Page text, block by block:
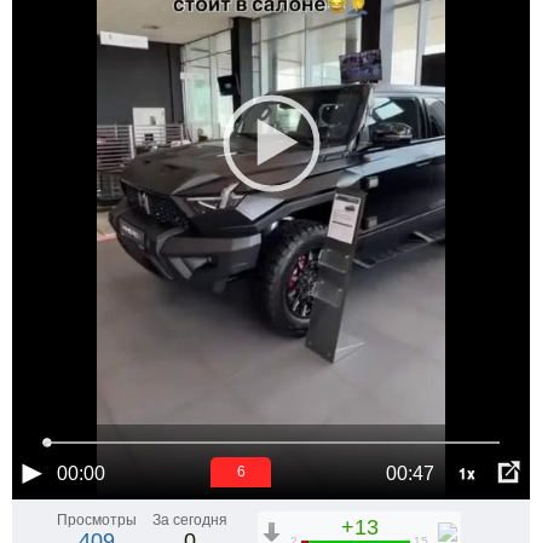
00:00 00:47 1x
5
Просмотры За сегодня +13